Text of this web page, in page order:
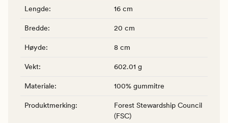
Lengde: 16 cm
Bredde: 20 cm
Høyde: 8 cm
Vekt: 602.01 g
Materiale: 100% gummitre
Produktmerking:
Forest Stewardship Council
(FSC)